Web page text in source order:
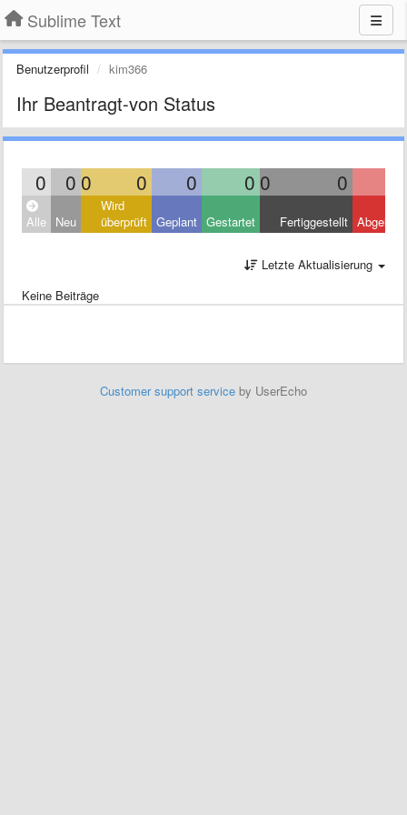
Sublime Text
Benutzerprofil kim366
Ihr Beantragt-von Status
0 0 0 0 0 0 0 0
Alle Neu
Wird
überprüft Geplant Gestartet Fertiggestellt
Letzte Aktualisierung
Keine Beiträge
Customer support service by UserEcho